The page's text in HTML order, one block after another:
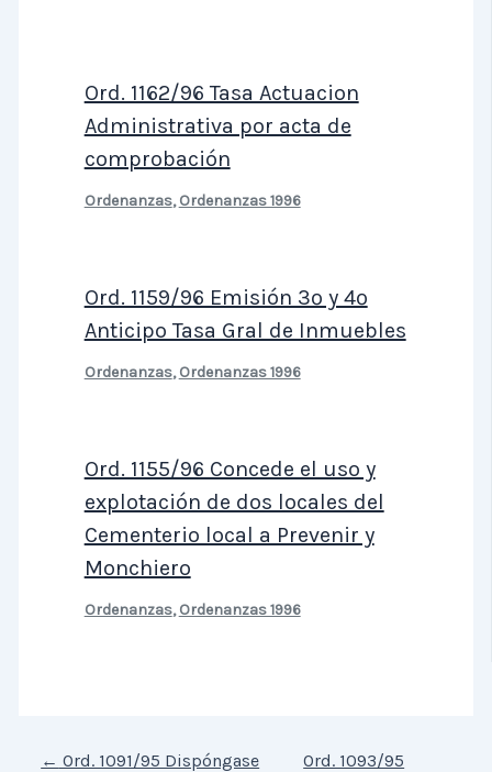
Ord. 1162/96 Tasa Actuacion
Administrativa por acta de
comprobación
Ordenanzas,Ordenanzas 1996
Ord. 1159/96 Emisión 3º y 4º
Anticipo Tasa Gral de Inmuebles
Ordenanzas,Ordenanzas 1996
Ord. 1155/96 Concede el uso y
explotación de dos locales del
Cementerio local a Prevenir y
Monchiero
Ordenanzas,Ordenanzas 1996
← Ord. 1091/95 Dispóngase
Ord. 1093/95